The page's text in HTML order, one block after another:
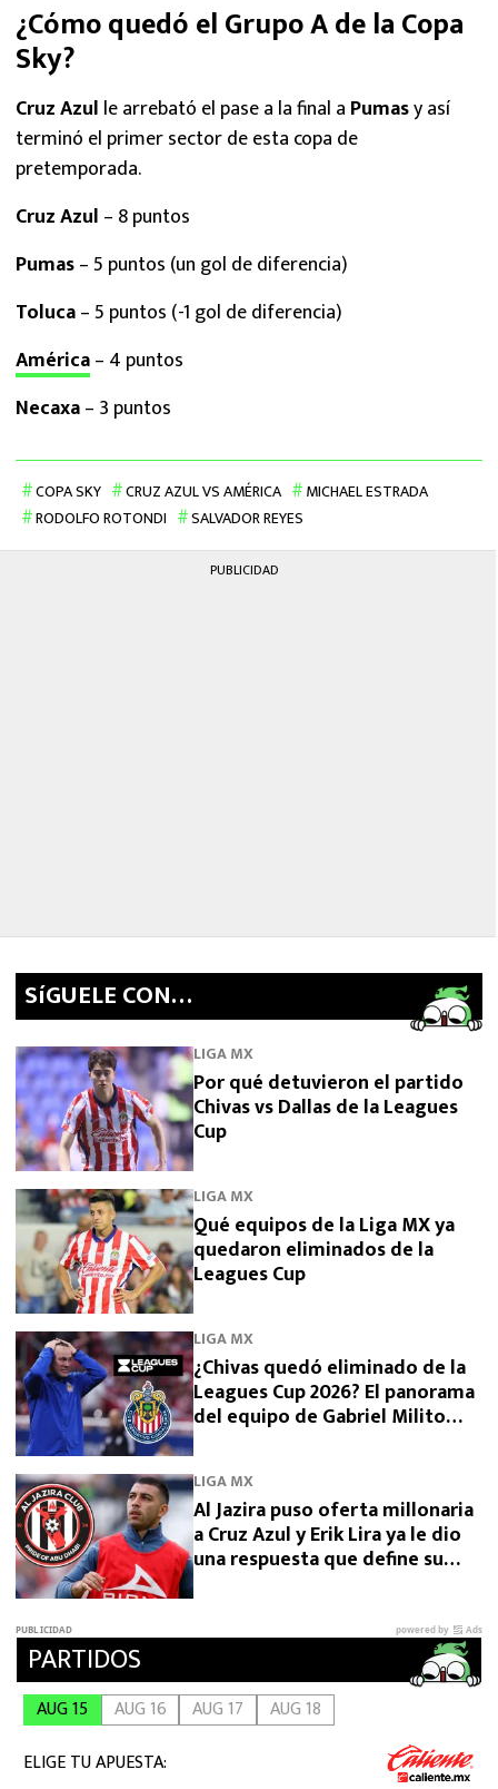
¿Cómo quedó el Grupo A de la Copa
Sky?
Cruz Azul le arrebató el pase a la final a Pumasy así
terminó el primer sector de esta copa de
pretemporada.
Cruz Azul – 8 puntos
Pumas– 5 puntos (un gol de diferencia)
Toluca– 5 puntos (-1 gol de diferencia)
América– 4 puntos
Necaxa– 3 puntos
COPA SKY CRUZ AZUL VS AMÉRICA
MICHAEL ESTRADA
RODOLFO ROTONDI
SALVADOR REYES
PUBLICIDAD
SíGUELE CON…
LIGA MX
Por qué detuvieron el partido
Chivas vs Dallas de la Leagues
Cup
LIGA MX
Qué equipos de la Liga MX ya
quedaron eliminados de la
Leagues Cup
LIGA MX
¿Chivas quedó eliminado de la
Leagues Cup 2026? El panorama
del equipo de Gabriel Milito
LIGA MX
Al Jazira puso oferta millonaria
a Cruz Azul y Erik Lira ya le dio
una respuesta que define su